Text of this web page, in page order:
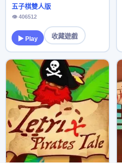
五子棋雙人版
👁 406512
▶ Play 收藏遊戲